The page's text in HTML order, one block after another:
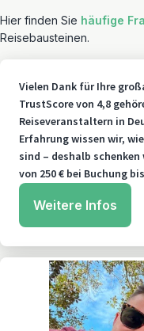
Hier finden Sie häufige
Reisebausteinen.
Vielen Dank für Ihre
TrustScore von 4,8
Reiseveranstaltern in
Erfahrung wissen wir,
sind – deshalb
von 250 € bei Buchung
Weitere Infos